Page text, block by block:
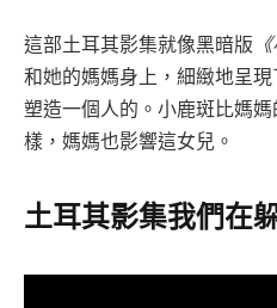
這部土耳其影集就像黑暗版
和她的媽媽身上，細緻地呈
塑造一個人的。小鹿斑比媽
樣，媽媽也影響這女兒。
土耳其影集我們在